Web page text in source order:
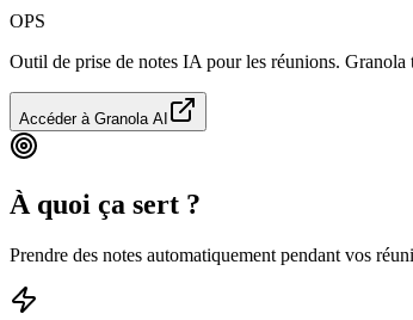
OPS
Outil de prise de notes IA pour les réunions.
Accéder à Granola AI
À quoi ça sert ?
Prendre des notes automatiquement pendant vos